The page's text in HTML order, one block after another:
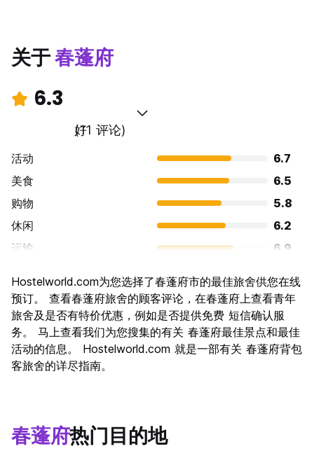
关于春蓬府
6.3
好
(11 评论)
活动
6.7
美食
6.5
购物
5.8
休闲
6.2
运输
6.9
文化
6.0
夜生活
4.9
物有所值
7.6
Hostelworld.com为您选择了春蓬府市的最佳旅舍供您在线
预订。 查看春蓬府旅舍的顾客评论，在春蓬府上查看青年
旅舍及是否有特价优惠，例如是否提供免费 短信确认服
务。 马上查看我们为您搜集的有关 春蓬府最佳景点和最佳
活动的信息。 Hostelworld.com 就是一部有关 春蓬府背包
客旅舍的详尽指南。
春蓬府热门目的地